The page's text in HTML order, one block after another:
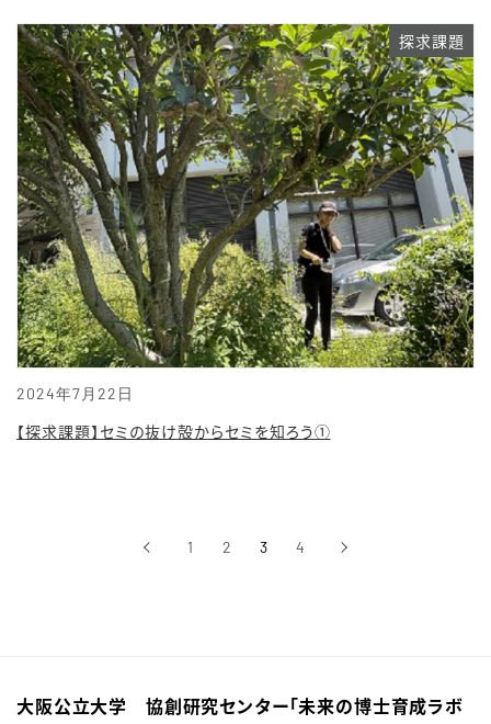
2024年7月22日
探求課題
【探求課題】セミの抜け殻からセミを知ろう①
‹前へ 1 2 3 4 ›次へ
大阪公立大学 協創研究センター「未来の博士育成ラボ